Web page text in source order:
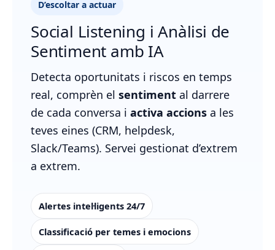
D’escoltar a actuar
Social Listening i Anàlisi de
Sentiment amb IA
Detecta oportunitats i riscos en temps
real, comprèn el sentiment al darrere
de cada conversa i activa accions a les
teves eines (CRM, helpdesk,
Slack/Teams). Servei gestionat d’extrem
a extrem.
Alertes intel·ligents 24/7
Classificació per temes i emocions